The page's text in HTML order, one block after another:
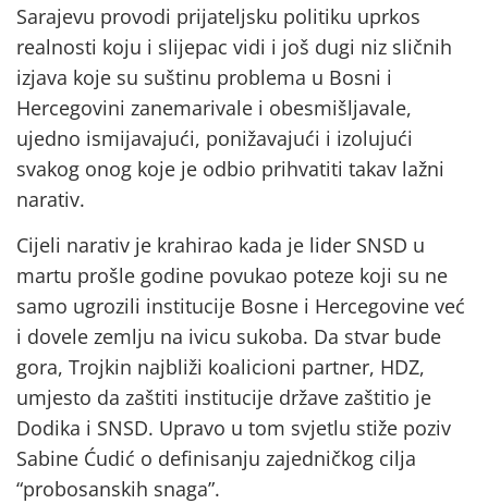
Sarajevu provodi prijateljsku politiku uprkos
realnosti koju i slijepac vidi i još dugi niz sličnih
izjava koje su suštinu problema u Bosni i
Hercegovini zanemarivale i obesmišljavale,
ujedno ismijavajući, ponižavajući i izolujući
svakog onog koje je odbio prihvatiti takav lažni
narativ.
Cijeli narativ je krahirao kada je lider SNSD u
martu prošle godine povukao poteze koji su ne
samo ugrozili institucije Bosne i Hercegovine već
i dovele zemlju na ivicu sukoba. Da stvar bude
gora, Trojkin najbliži koalicioni partner, HDZ,
umjesto da zaštiti institucije države zaštitio je
Dodika i SNSD. Upravo u tom svjetlu stiže poziv
Sabine Ćudić o definisanju zajedničkog cilja
“probosanskih snaga”.